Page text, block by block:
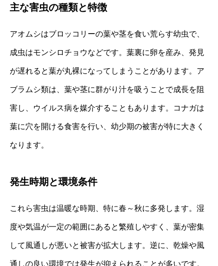
主な害虫の種類と特徴
アオムシはブロッコリーの葉や茎を食い荒らす幼虫で、
成虫はモンシロチョウなどです。葉裏に卵を産み、発見
が遅れると葉が丸裸になってしまうことがあります。ア
ブラムシ類は、葉や茎に群がり汁を吸うことで成長を阻
害し、ウイルス病を媒介することもあります。コナガは
葉に穴を開ける食害を行い、幼少期の被害が特に大きく
なります。
発生時期と環境条件
これら害虫は温暖な時期、特に春～秋に多発します。湿
度や気温が一定の範囲にあると繁殖しやすく、葉が密集
して風通しが悪いと被害が拡大します。逆に、乾燥や風
通しの良い環境では発生が抑えられることが多いです。